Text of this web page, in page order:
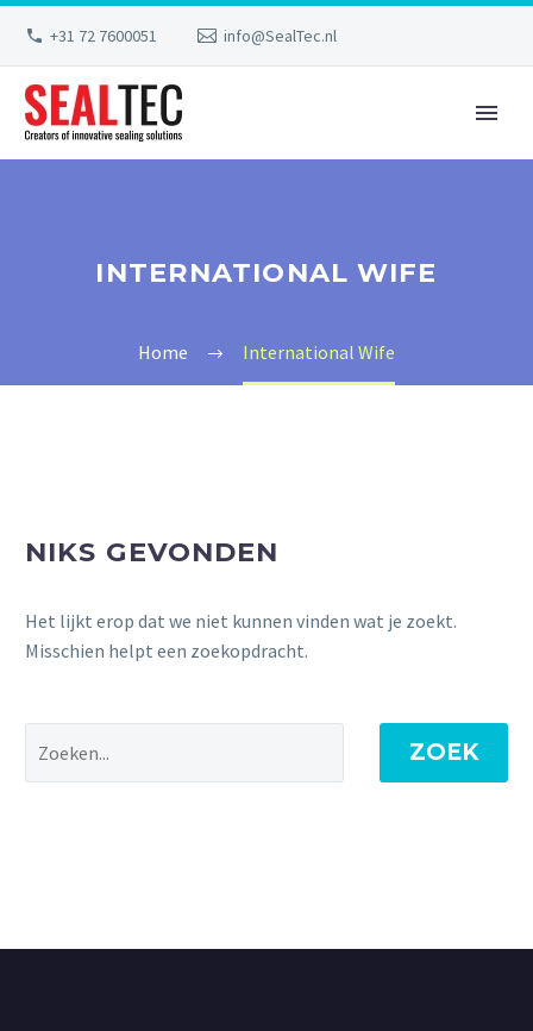
+31 72 7600051 info@SealTec.nl
INTERNATIONAL WIFE
Home International Wife
NIKS GEVONDEN
Het lijkt erop dat we niet kunnen vinden wat je zoekt.
Misschien helpt een zoekopdracht.
ZOEK